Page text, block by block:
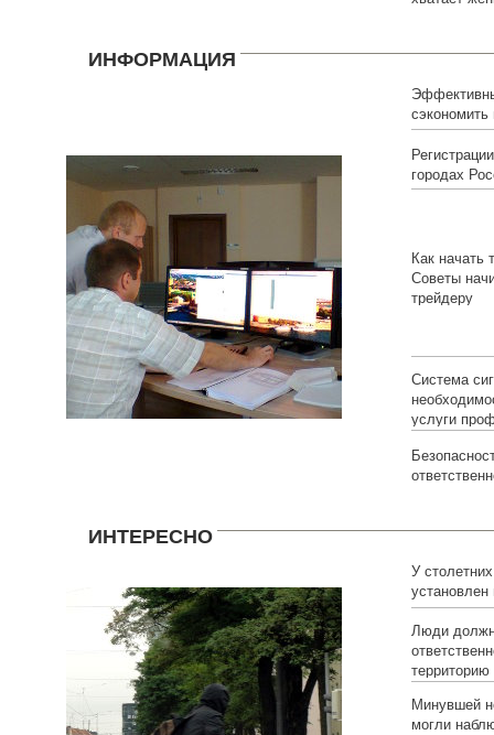
ИНФОРМАЦИЯ
компании?
городах
Как начать
Советы
трейдеру
Система
услуги
ИНТЕРЕСНО
У
Люди
территорию
Минувшей
могли